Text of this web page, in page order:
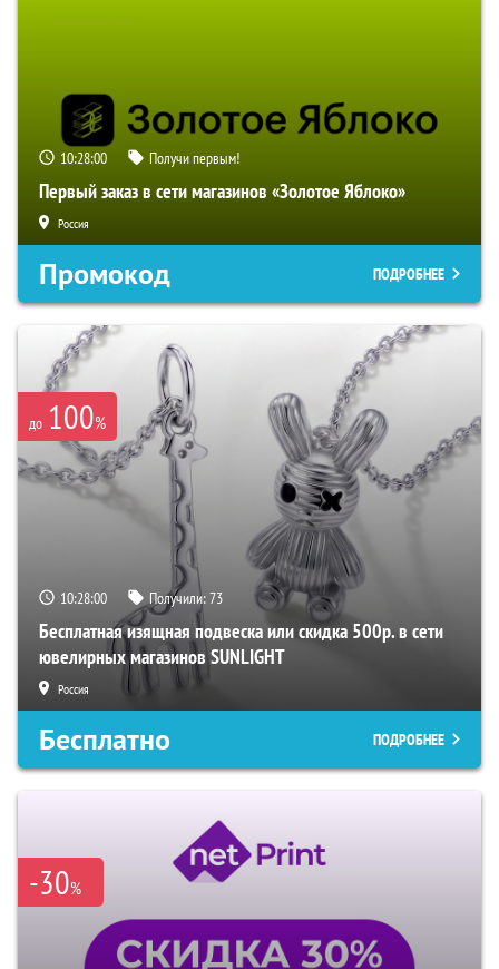
10:27:59 Получи первым!
Первый заказ в сети магазинов «Золотое Яблоко»
Россия
Промокод ПОДРОБНЕЕ
до 100%
10:27:59 Получили:73
Бесплатная изящная подвеска или скидка 500р. в сети
ювелирных магазинов SUNLIGHT
Россия
Бесплатно ПОДРОБНЕЕ
-30%